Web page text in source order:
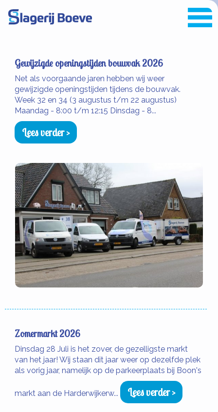
Gewijzigde openingstijden bouwvak 2026
Net als voorgaande jaren hebben wij weer
gewijzigde openingstijden tijdens de bouwvak.
Week 32 en 34 (3 augustus t/m 22 augustus)
Maandag - 8:00 t/m 12:15 Dinsdag - 8...
Lees verder >
Zomermarkt 2026
Dinsdag 28 Juli is het zover, de gezelligste markt
van het jaar! Wij staan dit jaar weer op dezelfde plek
als vorig jaar, namelijk op de parkeerplaats bij Boon's
markt aan de Harderwijkerw... Lees verder >